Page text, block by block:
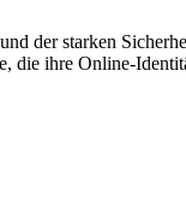
der starken
die ihre Online-